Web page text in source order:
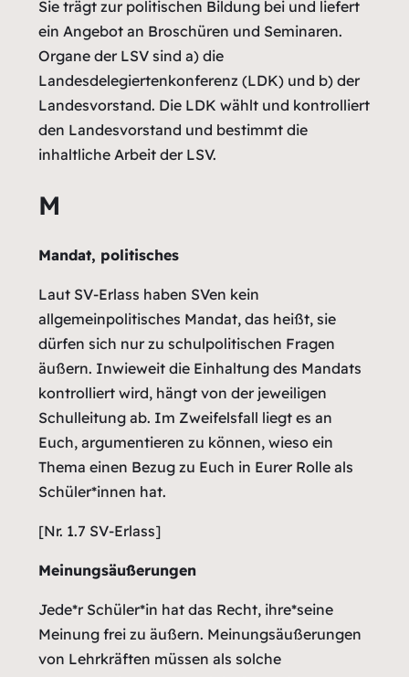
Sie trägt zur politischen Bildung bei und liefert
ein Angebot an Broschüren und Seminaren.
Organe der LSV sind a) die
Landesdelegiertenkonferenz (LDK) und b) der
Landesvorstand. Die LDK wählt und kontrolliert
den Landesvorstand und bestimmt die
inhaltliche Arbeit der LSV.
M
Mandat, politisches
Laut SV-Erlass haben SVen kein
allgemeinpolitisches Mandat, das heißt, sie
dürfen sich nur zu schulpolitischen Fragen
äußern. Inwieweit die Einhaltung des Mandats
kontrolliert wird, hängt von der jeweiligen
Schulleitung ab. Im Zweifelsfall liegt es an
Euch, argumentieren zu können, wieso ein
Thema einen Bezug zu Euch in Eurer Rolle als
Schüler*innen hat.
[Nr. 1.7 SV-Erlass]
Meinungsäußerungen
Jede*r Schüler*in hat das Recht, ihre*seine
Meinung frei zu äußern. Meinungsäußerungen
von Lehrkräften müssen als solche